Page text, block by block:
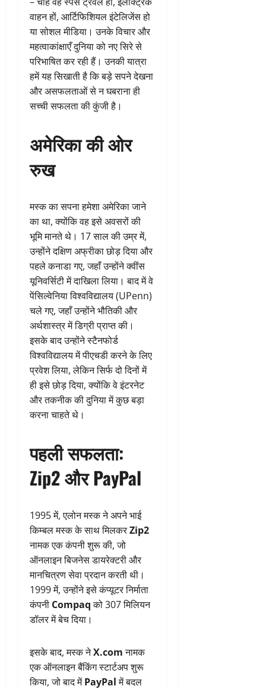
वाहन हों, आर्टिफिशियल इंटेलिजेंस हो
या सोशल मीडिया। उनके विचार और
महत्वाकांक्षाएँ दुनिया को नए सिरे से
परिभाषित कर रही हैं। उनकी यात्रा
हमें यह सिखाती है कि बड़े सपने देखना
और असफलताओं से न घबराना ही
सच्ची सफलता की कुंजी है।
अमेरिका की ओर
रुख
मस्क का सपना हमेशा अमेरिका जाने
का था, क्योंकि वह इसे अवसरों की
भूमि मानते थे। 17 साल की उम्र में,
उन्होंने दक्षिण अफ्रीका छोड़ दिया और
पहले कनाडा गए, जहाँ उन्होंने क्वींस
यूनिवर्सिटी में दाखिला लिया। बाद में वे
पेंसिल्वेनिया विश्वविद्यालय (UPenn)
चले गए, जहाँ उन्होंने भौतिकी और
अर्थशास्त्र में डिग्री प्राप्त की।
इसके बाद उन्होंने स्टैनफोर्ड
विश्वविद्यालय में पीएचडी करने के लिए
प्रवेश लिया, लेकिन सिर्फ दो दिनों में
ही इसे छोड़ दिया, क्योंकि वे इंटरनेट
और तकनीक की दुनिया में कुछ बड़ा
करना चाहते थे।
पहली सफलता:
Zip2 और PayPal
1995 में, एलोन मस्क ने अपने भाई
किम्बल मस्क के साथ मिलकरZip2
नामक एक कंपनी शुरू की, जो
ऑनलाइन बिजनेस डायरेक्टरी और
मानचित्रण सेवा प्रदान करती थी।
1999 में, उन्होंने इसे कंप्यूटर निर्माता
कंपनी Compaqको 307 मिलियन
डॉलर में बेच दिया।
इसके बाद, मस्क नेX.comनामक
एक ऑनलाइन बैंकिंग स्टार्टअप शुरू
किया, जो बाद मेंPayPalमें बदल